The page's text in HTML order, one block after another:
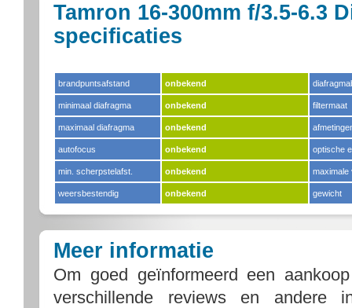
Tamron 16-300mm f/3.5-6.3
specificaties
brandpuntsafstand onbekend
minimaal diafragma onbekend filtermaat
maximaal diafragma onbekend
autofocus onbekend optische
min. scherpstelafst. onbekend maximale
weersbestendig onbekend gewicht
Meer informatie
Om goed geïnformeerd een
verschillende reviews en andere